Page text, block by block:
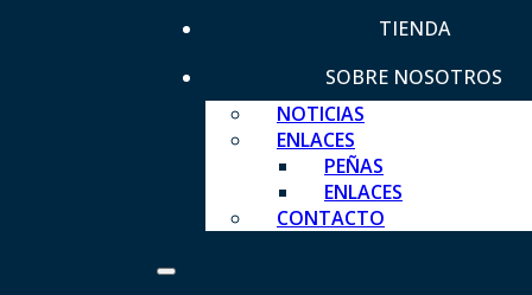
TIENDA
SOBRE NOSOTROS
NOTICIAS
ENLACES
PEÑAS
ENLACES
CONTACTO